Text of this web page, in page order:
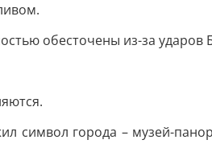
обесточены из-за ударов
символ города – музей-